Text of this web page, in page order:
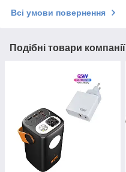
Всі умови повернення
Подібні товари компанії